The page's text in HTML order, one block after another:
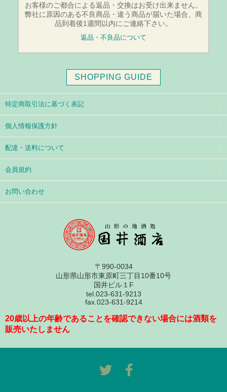
お客様のご都合による返品・交換はお受け出来ません。
弊社に原因のある不良商品・違う商品が届いた場合、商
品到着後1週間以内にご連絡下さい。
返品・不良品について
SHOPPING GUIDE
特定商取引法に基づく表記
個人情報保護方針
配達・送料について
会員規約
お問い合わせ
〒990-0034
山形県山形市東原町三丁目10番10号
国井ビル１F
tel.023-631-9213
fax.023-631-9214
20歳以上の年齢であることを確認できない場合には酒類を
販売いたしません